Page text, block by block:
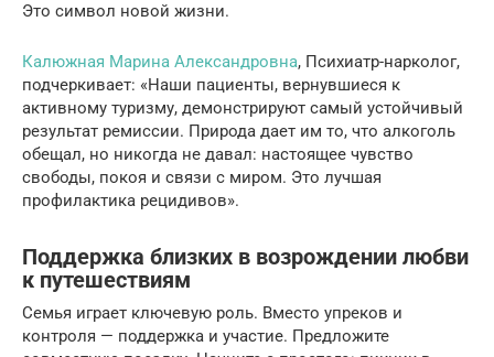
Это символ новой жизни.
Калюжная Марина Александровна, Психиатр-нарколог,
подчеркивает: «Наши пациенты, вернувшиеся к
активному туризму, демонстрируют самый устойчивый
результат ремиссии. Природа дает им то, что алкоголь
обещал, но никогда не давал: настоящее чувство
свободы, покоя и связи с миром. Это лучшая
профилактика рецидивов».
Поддержка близких в возрождении любви
к путешествиям
Семья играет ключевую роль. Вместо упреков и
контроля — поддержка и участие. Предложите